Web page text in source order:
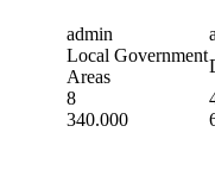
admin
Local Government
Areas
8
340.000